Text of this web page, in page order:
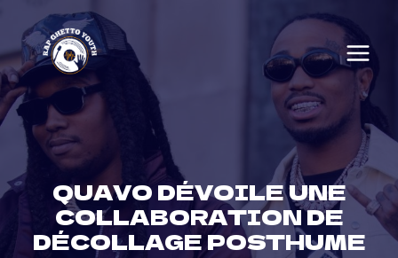
content
QUAVO DÉVOILE UNE
COLLABORATION DE
DÉCOLLAGE POSTHUME